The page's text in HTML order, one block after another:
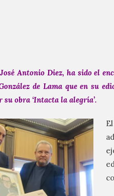
Antonio Diez, ha sido el
de Lama que en su
obra ‘Intacta la alegría’.